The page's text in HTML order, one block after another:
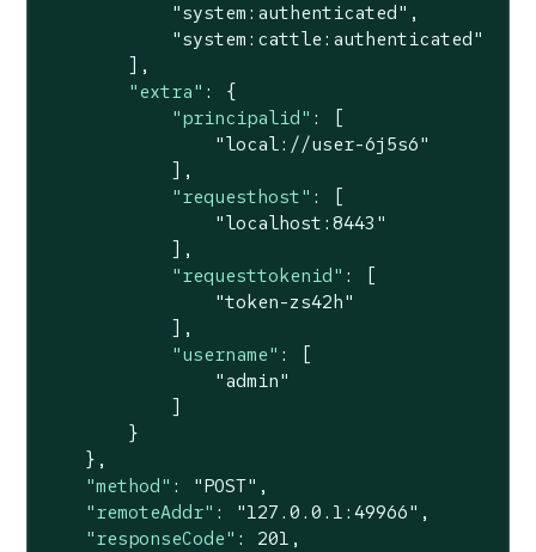
"system:authenticated" ,
"system:cattle:authenticated"
        ],
"extra" : {
"principalid" : [
"local://user-6j5s6"
            ],
"requesthost" : [
"localhost:8443"
            ],
"requesttokenid" : [
"token-zs42h"
            ],
"username" : [
"admin"
            ]
        }
    },
"method" : "POST" ,
"remoteAddr" : "127.0.0.1:49966" ,
"responseCode" : 201 ,